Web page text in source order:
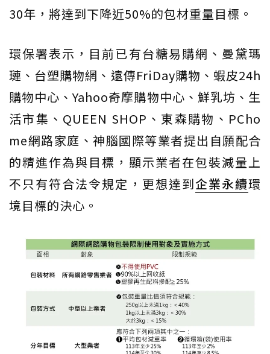
30年，將達到下降近50%的包材重量目標。
環保署表示，目前已有台糖易購網、曼黛瑪
璉、台塑購物網、遠傳FriDay購物、蝦皮24h
購物中心、Yahoo奇摩購物中心、鮮乳坊、生
活市集、QUEEN SHOP、東森購物、PCho
me網路家庭、神腦國際等業者提出自願配合
的精進作為與目標，顯示業者在包裝減量上
不只有符合法令規定，更想達到企業永續環
境目標的決心。